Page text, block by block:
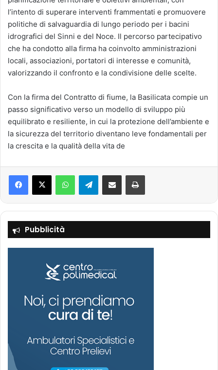
l’intento di superare interventi frammentati e promuovere
politiche di salvaguardia di lungo periodo per i bacini
idrografici del Sinni e del Noce. Il percorso partecipativo
che ha condotto alla firma ha coinvolto amministrazioni
locali, associazioni, portatori di interesse e comunità,
valorizzando il confronto e la condivisione delle scelte.
Con la firma del Contratto di fiume, la Basilicata compie un
passo significativo verso un modello di sviluppo più
equilibrato e resiliente, in cui la protezione dell’ambiente e
la sicurezza del territorio diventano leve fondamentali per
la crescita e la qualità della vita de
Telegram
Pubblicità